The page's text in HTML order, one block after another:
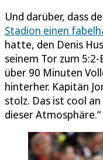
Und darüber, dass
Stadion einen
hatte, den Denis
seinem Tor zum 5:2-
über 90 Minuten
hinterher. Kapitän
stolz. Das ist cool
dieser Atmosphäre.“